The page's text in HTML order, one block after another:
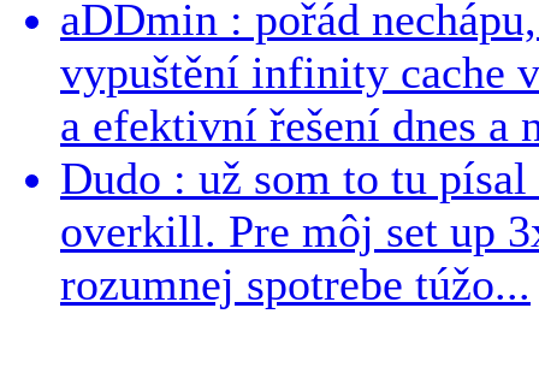
aDDmin : pořád
vypuštění infinity cache
a efektivní řešení dnes a
Dudo : už som to tu
overkill. Pre môj set up
rozumnej spotrebe túžo...